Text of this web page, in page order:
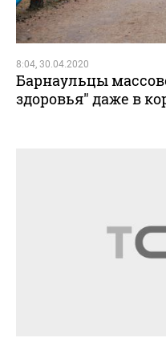
8:04, 30.04.2020
Барнаульцы
здоровья" даже в